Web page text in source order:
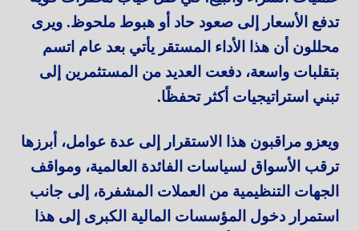
تدفع الأسعار إلى صعود حاد أو هبوط ملحوظ. ويرى
محللون أن هذا الأداء المستقر يأتي بعد عام اتسم
بتقلبات واسعة، دفعت العديد من المستثمرين إلى
تبني استراتيجيات أكثر تحفظًا.
ويعزو مراقبون هذا الاستقرار إلى عدة عوامل، أبرزها
ترقب الأسواق لسياسات الفائدة العالمية، ومواقف
الجهات التنظيمية من العملات المشفرة، إلى جانب
استمرار دخول المؤسسات المالية الكبرى إلى هذا